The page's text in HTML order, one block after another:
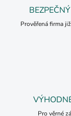
Prověřená firma
Pro věrné